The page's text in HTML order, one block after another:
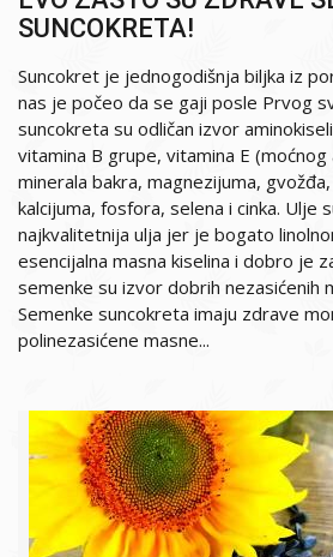
SUNCOKRETA!
Suncokret je jednogodišnja biljka iz
nas je počeo da se gaji posle Prvog
suncokreta su odličan izvor
vitamina B grupe, vitamina E
minerala bakra, magnezijuma,
kalcijuma, fosfora, selena i cinka. Ulje
najkvalitetnija ulja jer je bogato
esencijalna masna kiselina i dobro je
semenke su izvor dobrih nezasićenih
Semenke suncokreta imaju zdrave
polinezasićene masne...